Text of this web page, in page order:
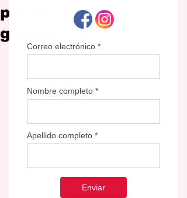
para la próxima
generación.